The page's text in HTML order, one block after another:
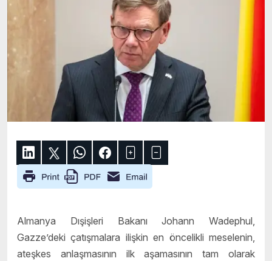
Almanya Dışişleri Bakanı Johann Wadephul,
Gazze’deki çatışmalara ilişkin en öncelikli meselenin,
ateşkes anlaşmasının ilk aşamasının tam olarak